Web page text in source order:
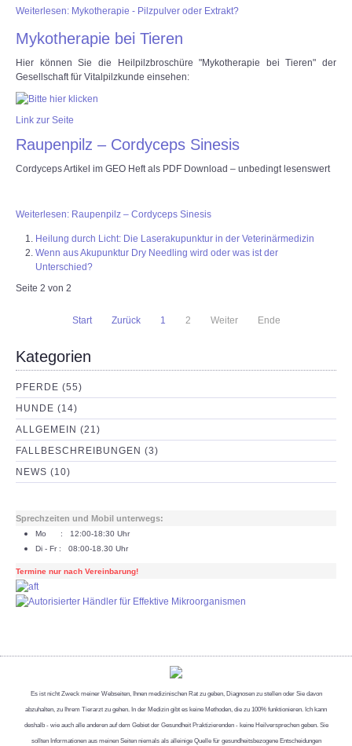
Weiterlesen: Mykotherapie - Pilzpulver oder Extrakt?
Mykotherapie bei Tieren
Hier können Sie die Heilpilzbroschüre "Mykotherapie bei Tieren" der
Gesellschaft für Vitalpilzkunde einsehen:
Link zur Seite
Raupenpilz – Cordyceps Sinesis
Cordyceps Artikel im GEO Heft als PDF Download – unbedingt lesenswert
Weiterlesen: Raupenpilz – Cordyceps Sinesis
Heilung durch Licht: Die Laserakupunktur in der Veterinärmedizin
Wenn aus Akupunktur Dry Needling wird oder was ist der
Unterschied?
Seite 2 von 2
Start Zurück 1 2 Weiter Ende
Kategorien
PFERDE (55)
HUNDE (14)
ALLGEMEIN (21)
FALLBESCHREIBUNGEN (3)
NEWS (10)
Sprechzeiten und Mobil unterwegs:
Mo : 12:00-18:30 Uhr
Di - Fr : 08:00-18.30 Uhr
Termine nur nach Vereinbarung!
Es ist nicht Zweck meiner Webseiten, Ihnen medizinischen Rat zu geben, Diagnosen zu stellen oder Sie davon
abzuhalten, zu Ihrem Tierarzt zu gehen. In der Medizin gibt es keine Methoden, die zu 100% funktionieren. Ich kann
deshalb - wie auch alle anderen auf dem Gebiet der Gesundheit Praktizierenden - keine Heilversprechen geben. Sie
sollten Informationen aus meinen Seiten niemals als alleinige Quelle für gesundheitsbezogene Entscheidungen